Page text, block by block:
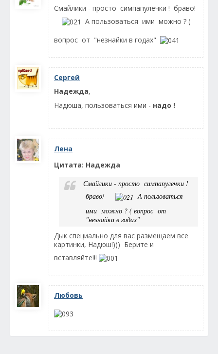
Смайлики - просто симпапулечки ! браво!
А пользоваться ими можно ? (
вопрос от "незнайки в годах"
Сергей
Надежда,
Надюша, пользоваться ими - надо !
Лена
Цитата: Надежда
Смайлики - просто симпапулечки !
браво!
А пользоваться
ими можно ? ( вопрос от
"незнайки в годах"
Дык специально для вас размещаем все
картинки, Надюш!))) Берите и
вставляйте!!!
Любовь